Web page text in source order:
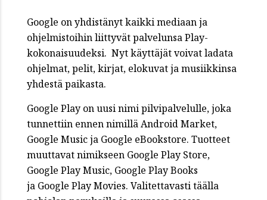
Google on yhdistänyt kaikki mediaan ja
ohjelmistoihin liittyvät palvelunsa Play-
kokonaisuudeksi. Nyt käyttäjät voivat ladata
ohjelmat, pelit, kirjat, elokuvat ja musiikkinsa
yhdestä paikasta.
Google Play on uusi nimi pilvipalvelulle, joka
tunnettiin ennen nimillä Android Market,
Google Music ja Google eBookstore. Tuotteet
muuttavat nimikseen Google Play Store,
Google Play Music, Google Play Books
ja Google Play Movies. Valitettavasti täälla